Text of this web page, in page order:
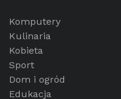
Komputery
Kulinaria
Kobieta
Sport
Dom i ogród
Edukacja